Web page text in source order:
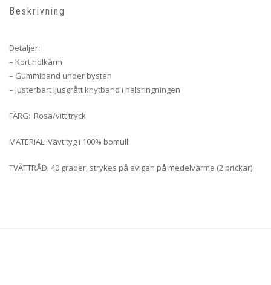
Beskrivning
Detaljer:
– Kort holkärm
– Gummiband under bysten
– Justerbart ljusgrått knytband i halsringningen
FÄRG: Rosa/vitt tryck
MATERIAL: Vävt tyg i 100% bomull.
TVÄTTRÅD: 40 grader, strykes på avigan på medelvärme (2 prickar)